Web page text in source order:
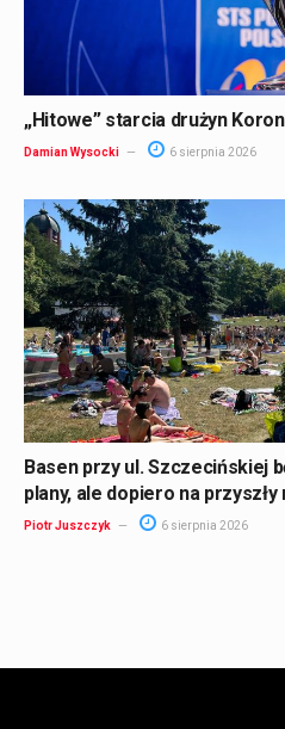
„Hitowe” starcia drużyn
Damian Wysocki 6 sierpnia 2026
Basen przy ul. Szczecińskiej
plany, ale dopiero na przyszły
Piotr Juszczyk 6 sierpnia 2026